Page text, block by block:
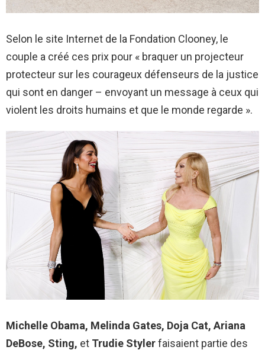
Selon le site Internet de la Fondation Clooney, le
couple a créé ces prix pour « braquer un projecteur
protecteur sur les courageux défenseurs de la justice
qui sont en danger – envoyant un message à ceux qui
violent les droits humains et que le monde regarde ».
Michelle Obama, Melinda Gates, Doja Cat, Ariana
DeBose, Sting, et Trudie Stylerfaisaient partie des